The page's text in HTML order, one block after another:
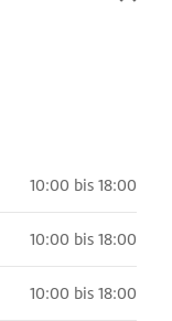
10:00 bis 18:00
10:00 bis 18:00
10:00 bis 18:00